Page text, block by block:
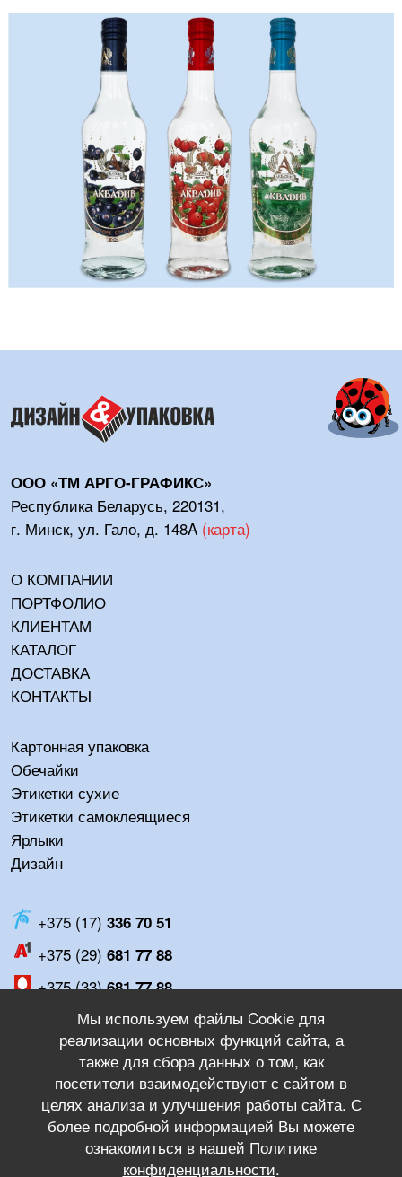
ООО «ТМ АРГО-ГРАФИКС»
Республика Беларусь, 220131,
г. Минск, ул. Гало, д. 148A (карта)
О КОМПАНИИ
ПОРТФОЛИО
КЛИЕНТАМ
КАТАЛОГ
ДОСТАВКА
КОНТАКТЫ
Картонная упаковка
Обечайки
Этикетки сухие
Этикетки самоклеящиеся
Ярлыки
Дизайн
+375 (17) 336 70 51
+375 (29) 681 77 88
+375 (33)681 77 88
8:00 - 17:00
Выходной
instagram
Мы используем файлы Cookie для
реализации основных функций сайта, а
также для сбора данных о том, как
посетители взаимодействуют с сайтом в
целях анализа и улучшения работы сайта. С
более подробной информацией Вы можете
ознакомиться в нашей Политике
конфиденциальности.